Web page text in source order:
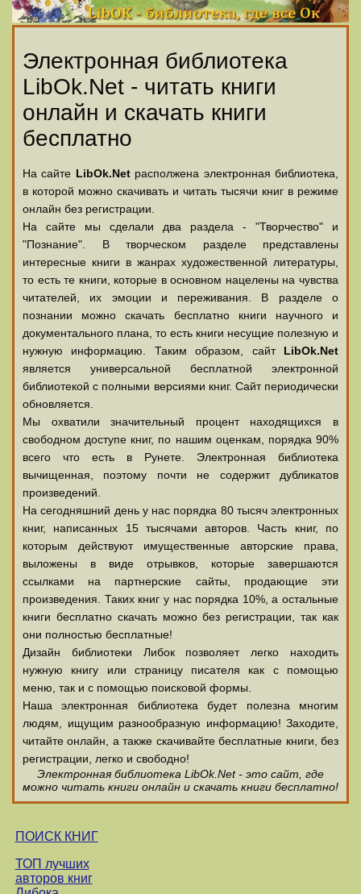
Электронная библиотека
LibOk.Net - читать книги
онлайн и скачать книги
бесплатно
На сайте LibOk.Netрасполжена электронная библиотека,
в которой можно скачивать и читать тысячи книг в режиме
онлайн без регистрации.
На сайте мы сделали два раздела - "Творчество" и
"Познание". В творческом разделе представлены
интересные книги в жанрах художественной литературы,
то есть те книги, которые в основном нацелены на чувства
читателей, их эмоции и переживания. В разделе о
познании можно скачать бесплатно книги научного и
документального плана, то есть книги несущие полезную и
нужную информацию. Таким образом, сайт LibOk.Net
является универсальной бесплатной электронной
библиотекой с полными версиями книг. Сайт периодически
обновляется.
Мы охватили значительный процент находящихся в
свободном доступе книг, по нашим оценкам, порядка 90%
всего что есть в Рунете. Электронная библиотека
вычищенная, поэтому почти не содержит дубликатов
произведений.
На сегодняшний день у нас порядка 80 тысяч электронных
книг, написанных 15 тысячами авторов. Часть книг, по
которым действуют имущественные авторские права,
выложены в виде отрывков, которые завершаются
ссылками на партнерские сайты, продающие эти
произведения. Таких книг у нас порядка 10%, а остальные
книги бесплатно скачать можно без регистрации, так как
они полностью бесплатные!
Дизайн библиотеки Либок позволяет легко находить
нужную книгу или страницу писателя как с помощью
меню, так и с помощью поисковой формы.
Наша электронная библиотека будет полезна многим
людям, ищущим разнообразную информацию! Заходите,
читайте онлайн, а также скачивайте бесплатные книги, без
регистрации, легко и свободно!
Электронная библиотека LibOk.Net - это сайт, где
можно читать книги онлайн и скачать книги бесплатно!
ПОИСК КНИГ
ТОП лучших
авторов книг